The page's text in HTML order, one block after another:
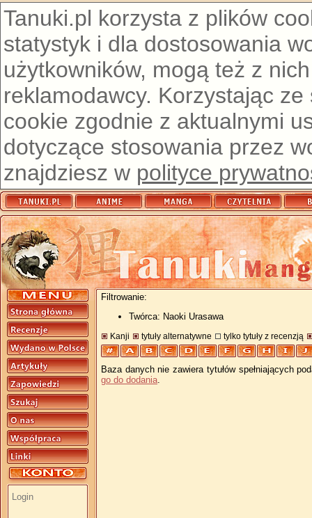
Tanuki.pl korzysta z plików
statystyk i dla dostosowania
użytkowników, mogą też z
reklamodawcy. Korzystając
cookie zgodnie z aktualnymi
dotyczące stosowania przez
znajdziesz w polityce
Filtrowanie:
Twórca: Naoki Urasawa
Kanji tytuły alternatywne tylko tytuły z recenzją
Baza danych nie zawiera tytułów spełniających
go do dodania.